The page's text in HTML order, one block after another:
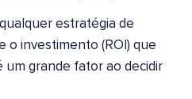
estratégia de
o investimento (ROI) que
um grande fator ao decidir